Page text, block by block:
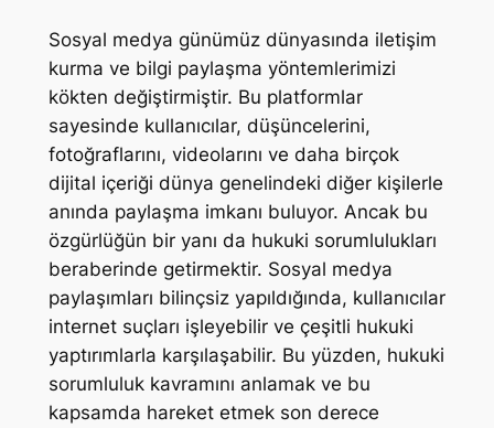
Sosyal medya günümüz dünyasında iletişim
kurma ve bilgi paylaşma yöntemlerimizi
kökten değiştirmiştir. Bu platformlar
sayesinde kullanıcılar, düşüncelerini,
fotoğraflarını, videolarını ve daha birçok
dijital içeriği dünya genelindeki diğer kişilerle
anında paylaşma imkanı buluyor. Ancak bu
özgürlüğün bir yanı da hukuki sorumlulukları
beraberinde getirmektir. Sosyal medya
paylaşımları bilinçsiz yapıldığında, kullanıcılar
internet suçları işleyebilir ve çeşitli hukuki
yaptırımlarla karşılaşabilir. Bu yüzden, hukuki
sorumluluk kavramını anlamak ve bu
kapsamda hareket etmek son derece